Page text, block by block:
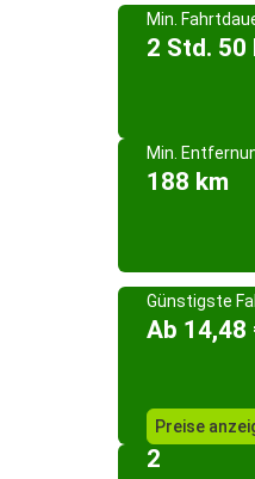
Min.
2 Std. 50
Min.
188 km
Günstigste
Ab 14,48
Preise
2